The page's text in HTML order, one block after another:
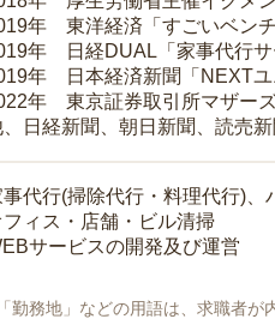
年 東洋経済「すごいベン
年 日経DUAL「家事代行サ
年 日本経済新聞「NEXTユ
年 東京証券取引所マザー
、日経新聞、朝日新聞、読売
事代行(掃除代行・料理代行)、
フィス・店舗・ビル清掃
サービスの開発及び運営
務地」などの用語は、求職者が